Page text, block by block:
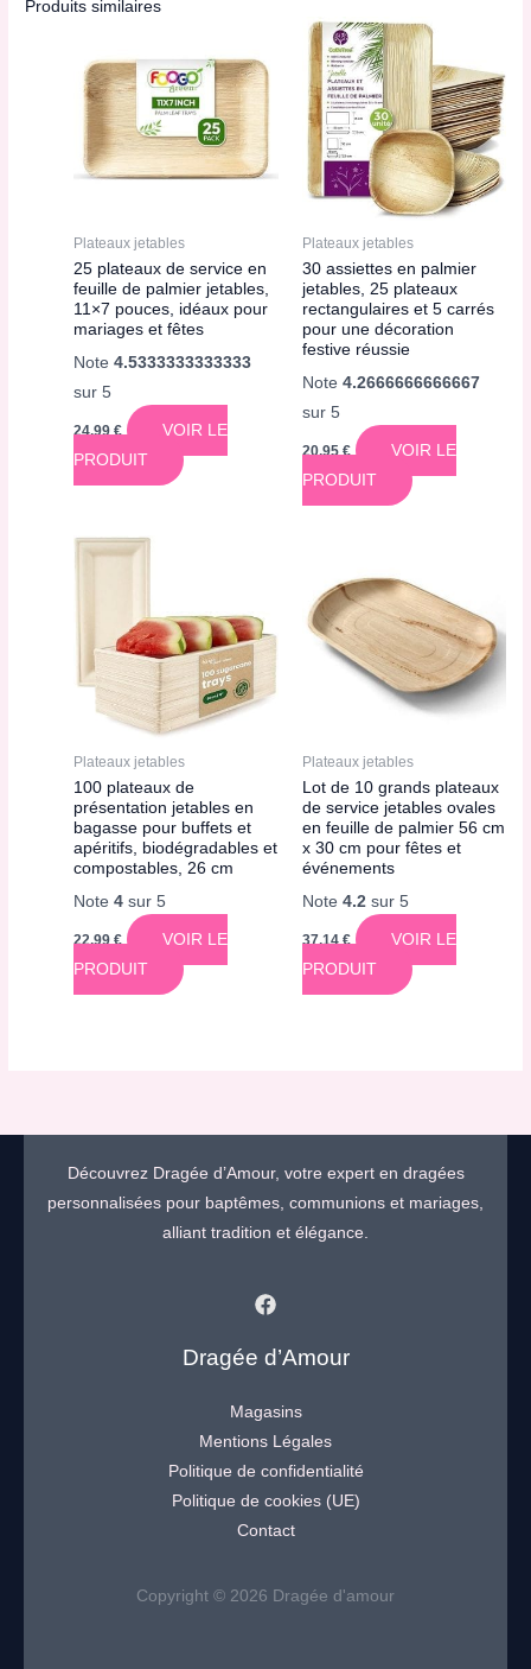
Produits similaires
Plateaux jetables
25 plateaux de service en
feuille de palmier jetables,
11×7 pouces, idéaux pour
mariages et fêtes
Note4.5333333333333
sur 5
24,99€
VOIR LE
PRODUIT
Plateaux jetables
30 assiettes en palmier
jetables, 25 plateaux
rectangulaires et 5 carrés
pour une décoration
festive réussie
Note 4.2666666666667
sur 5
20,95 €
VOIR LE
PRODUIT
Plateaux jetables
100 plateaux de
présentation jetables en
bagasse pour buffets et
apéritifs, biodégradables et
compostables, 26 cm
Note4 sur 5
22,99€
VOIR LE
PRODUIT
Plateaux jetables
Lot de 10 grands plateaux
de service jetables ovales
en feuille de palmier 56 cm
x 30 cm pour fêtes et
événements
Note 4.2sur 5
37,14 €
VOIR LE
PRODUIT
Découvrez Dragée d’Amour, votre expert en dragées
personnalisées pour baptêmes, communions et mariages,
alliant tradition et élégance.
Dragée d’Amour
Magasins
Mentions Légales
Politique de confidentialité
Politique de cookies (UE)
Contact
Copyright © 2026 Dragée d'amour